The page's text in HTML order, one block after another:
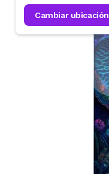
cambiar ubicación